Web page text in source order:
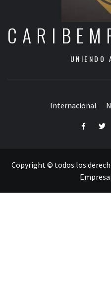
UNIENDO
Internacional
Facebook
Copyright © todos los